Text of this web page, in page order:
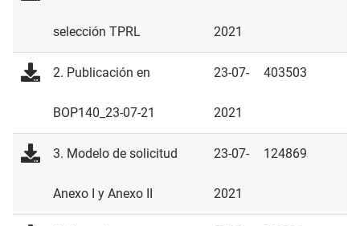
selección TPRL 2021
2. Publicación en
BOP140_23-07-21
23-07-
2021
403503
3. Modelo de solicitud
Anexo I y Anexo II
23-07-
2021
124869